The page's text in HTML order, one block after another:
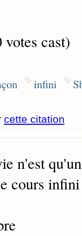
votes cast)
infini
cette citation
n'est
cours